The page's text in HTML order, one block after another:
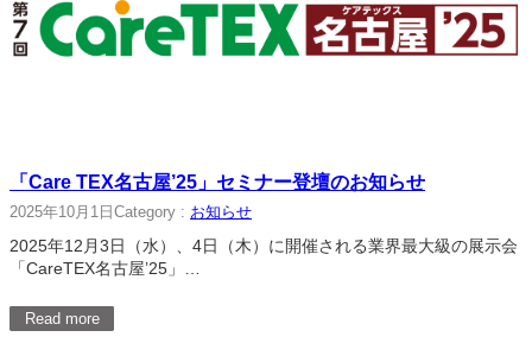
「Care TEX名古屋’25」セミナー登壇のお知らせ
2025年10月1日 Category : お知らせ
2025年12月3日（水）、4日（木）に開催される業界最大級の展示会
「CareTEX名古屋’25」…
Read more